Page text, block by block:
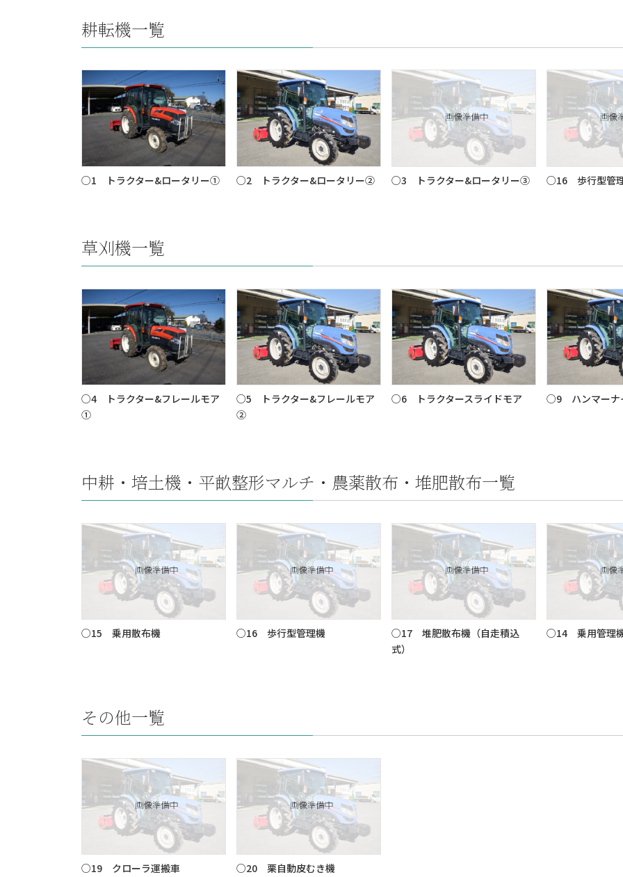
耕転機一覧
○1 トラクター&ロータリー① ○2 トラクター&ロータリー② ○3 トラクター&ロータリー③ ○16 歩行型管
草刈機一覧
○4 トラクター&フレールモア
①
○5 トラクター&フレールモア
②
○6 トラクタースライドモア ○9 ハンマーナ
中耕・培土機・平畝整形マルチ・農薬散布・堆肥散布一覧
○15 乗用散布機 ○16 歩行型管理機
○17 堆肥散布機（自走積込
式）
○14 乗用管理
その他一覧
○19 クローラ運搬車 ○20 栗自動皮むき機